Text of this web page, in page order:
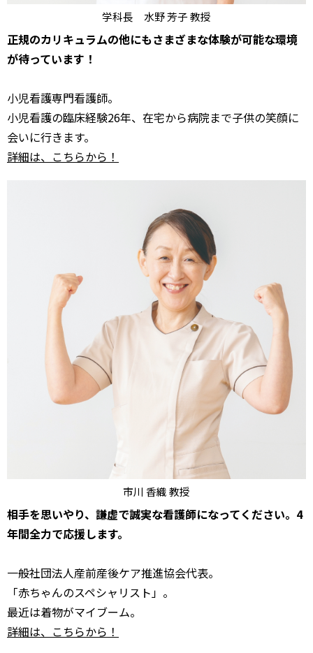
学科長 水野 芳子 教授
正規のカリキュラムの他にもさまざまな体験が可能な環境
が待っています！
小児看護専門看護師。
小児看護の臨床経験26年、在宅から病院まで子供の笑顔に
会いに行きます。
詳細は、こちらから！
市川 香織 教授
相手を思いやり、謙虚で誠実な看護師になってください。4
年間全力で応援します。
一般社団法人産前産後ケア推進協会代表。
「赤ちゃんのスペシャリスト」。
最近は着物がマイブーム。
詳細は、こちらから！